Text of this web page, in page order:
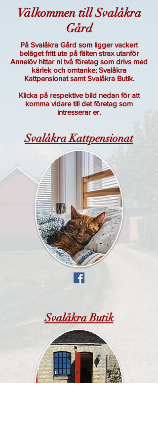
Välkommen till Svalåkra
Gård
På Svalåkra Gård som ligger vackert
beläget fritt ute på fälten strax utanför
Annelöv hittar ni två företag som drivs med
kärlek och omtanke; Svalåkra
Kattpensionat samt Svalåkra Butik.
Klicka på respektive bild nedan för att
komma vidare till det företag som
intresserar er.
Svalåkra Kattpensionat
Svalåkra Butik